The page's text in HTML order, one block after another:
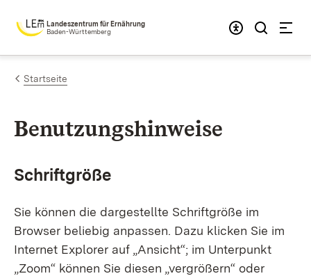
Zum Inhalt springen
Landeszentrum für Ernährung
Baden-Württemberg
Startseite
Benutzungshinweise
Schriftgröße
Sie können die dargestellte Schriftgröße im
Browser beliebig anpassen. Dazu klicken Sie im
Internet Explorer auf „Ansicht“; im Unterpunkt
„Zoom“ können Sie diesen „vergrößern“ oder